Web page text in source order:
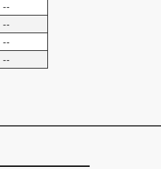
--
--
--
--